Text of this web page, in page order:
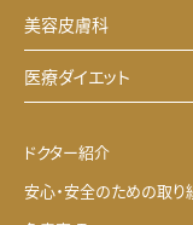
美容皮膚科
医療ダイエット
ドクター紹介
安心・安全のための取り